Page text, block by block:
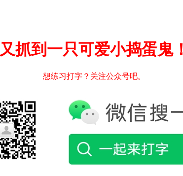
又抓到一只可爱小捣蛋鬼！
想练习打字？关注公众号吧。